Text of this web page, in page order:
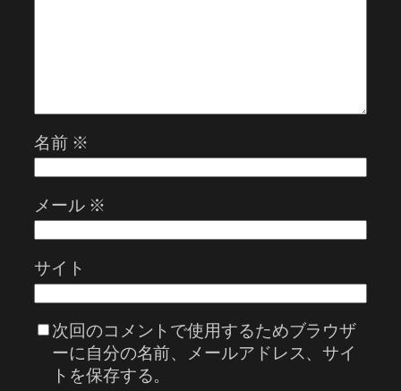
名前 ※
メール ※
サイト
次回のコメントで使用するためブラウザ
ーに自分の名前、メールアドレス、サイ
トを保存する。